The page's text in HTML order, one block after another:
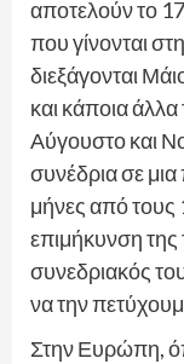
αποτελούν το
που γίνονται
διεξάγονται
και κάποια άλλα
Αύγουστο και
συνέδρια σε
μήνες από τους
επιμήκυνση της
συνεδριακός
να την
Στην Ευρώπη,